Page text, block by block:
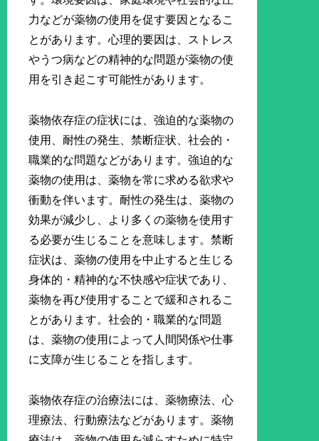
力などが薬物の使用を促す要因となるこ
とがあります。心理的要因は、ストレス
やうつ病などの精神的な問題が薬物の使
用を引き起こす可能性があります。
薬物依存症の症状には、強迫的な薬物の
使用、耐性の発生、禁断症状、社会的・
職業的な問題などがあります。強迫的な
薬物の使用は、薬物を常に求める欲求や
衝動を伴います。耐性の発生は、薬物の
効果が減少し、より多くの薬物を使用す
る必要が生じることを意味します。禁断
症状は、薬物の使用を中止すると生じる
身体的・精神的な不快感や症状であり、
薬物を再び使用することで緩和されるこ
とがあります。社会的・職業的な問題
は、薬物の使用によって人間関係や仕事
に支障が生じることを指します。
薬物依存症の治療法には、薬物療法、心
理療法、行動療法などがあります。薬物